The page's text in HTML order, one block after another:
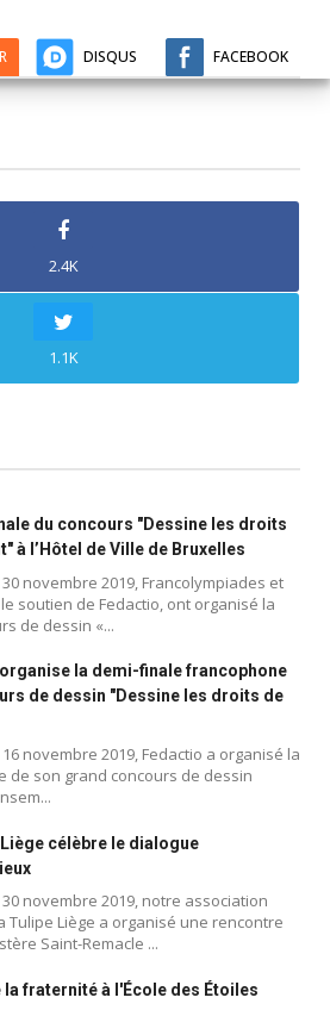
DISQUS FACEBOOK
2.4K
1.1K
du concours "Dessine les droits
à l’Hôtel de Ville de Bruxelles
novembre 2019, Francolympiades et
le soutien de Fedactio, ont organisé la
de dessin «...
la demi-finale francophone
de dessin "Dessine les droits de
novembre 2019, Fedactio a organisé la
de son grand concours de dessin
célèbre le dialogue
novembre 2019, notre association
Tulipe Liège a organisé une rencontre
Saint-Remacle ...
la fraternité à l'École des Étoiles